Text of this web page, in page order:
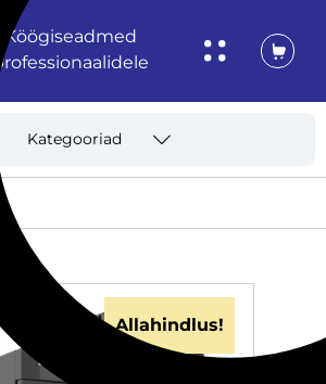
Köögiseadmed
professionaalidele
Kategooriad
Allahindlus!